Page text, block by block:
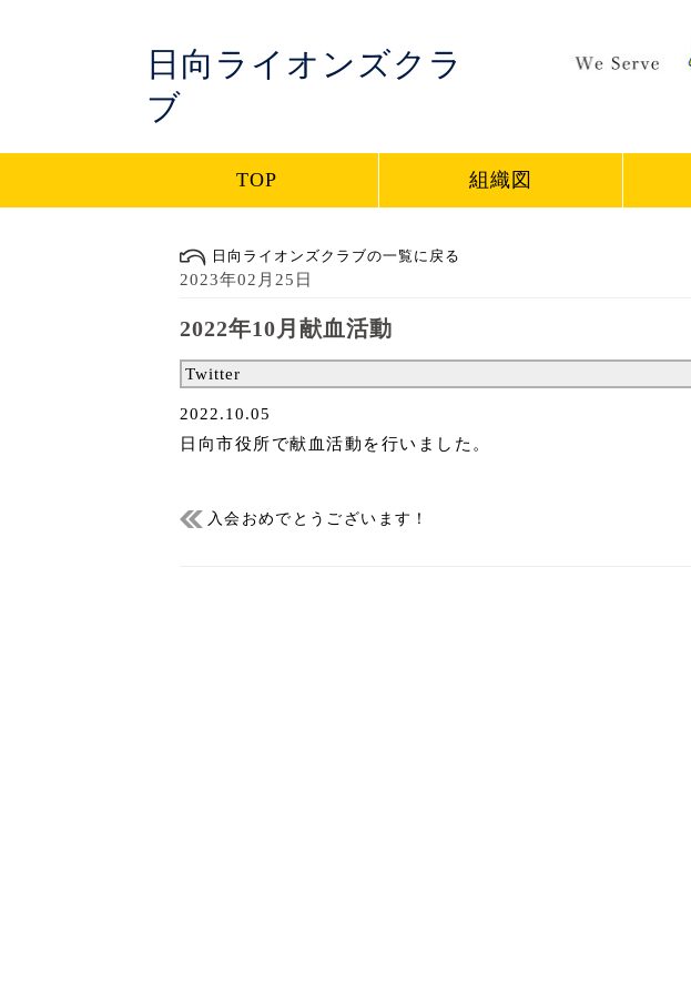
日向ライオンズクラ
ブ
TOP 組織図
日向ライオンズクラブの一覧に戻る
2023年02月25日
2022年10月献血活動
Twitter
2022.10.05
日向市役所で献血活動を行いました。
入会おめでとうございます！